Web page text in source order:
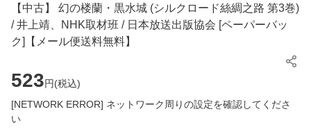
【中古】 幻の楼蘭・黒水城 (シルクロード絲綢之路 第3巻)
/ 井上靖、NHK取材班 / 日本放送出版協会 [ペーパーバッ
ク]【メール便送料無料】
523円(税込)
[NETWORK ERROR] ネットワーク周りの設定を確認してくださ
い